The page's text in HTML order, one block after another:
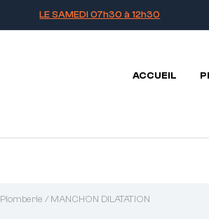
LE SAMEDI 07h30 à 12h30
ACCUEIL
Plomberie / MANCHON DILATATION